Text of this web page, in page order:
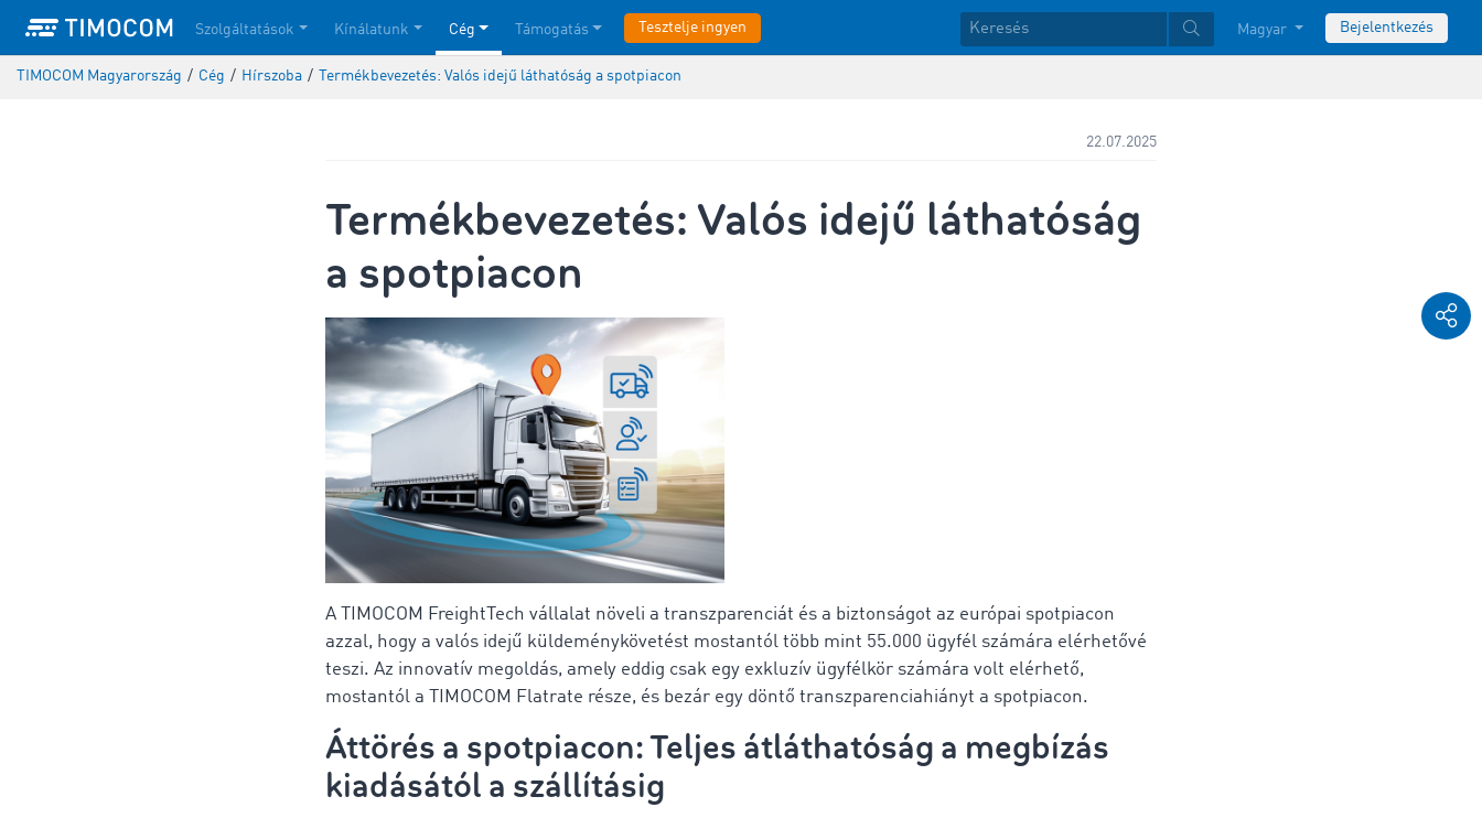
Szolgáltatások Kínálatunk Cég Támogatás Tesztelje ingyen Magyar Bejelentkezés
TIMOCOM Magyarország / Cég / Hírszoba / Termékbevezetés: Valós idejű láthatóság a spotpiacon
22.07.2025
Termékbevezetés: Valós idejű láthatóság
a spotpiacon
A TIMOCOM FreightTech vállalat növeli a transzparenciát és a biztonságot az európai spotpiacon
azzal, hogy a valós idejű küldeménykövetést mostantól több mint 55.000 ügyfél számára elérhetővé
teszi. Az innovatív megoldás, amely eddig csak egy exkluzív ügyfélkör számára volt elérhető,
mostantól a TIMOCOM Flatrate része, és bezár egy döntő transzparenciahiányt a spotpiacon.
Áttörés a spotpiacon: Teljes átláthatóság a megbízás
kiadásától a szállításig